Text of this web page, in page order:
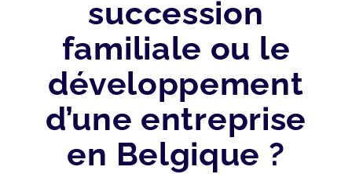
succession
familiale ou le
développement
d’une entreprise
en Belgique ?